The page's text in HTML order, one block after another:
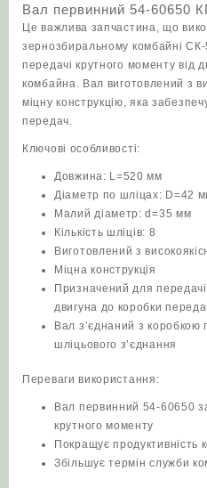
кількість
Вал первинний 54-
Це важлива запчастина, що
зернозбиральному комбайні
передачі крутного моменту від
комбайна. Вал виготовлений з
міцну конструкцію, яка
передач.
Ключові особливості:
Довжина: L=520 мм
Діаметр по шліцах: D=42
Малий діаметр: d=35 мм
Кількість шліців: 8
Виготовлений з
Міцна конструкція
Призначений для
двигуна до коробки
Вал з’єднаний з
шліцьового з’єднання
Переваги використання:
Вал первинний 54-60650
крутного моменту
Покращує продуктивність
Збільшує термін служби